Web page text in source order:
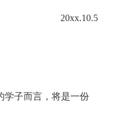
20xx.10.5
子而言，将是一份